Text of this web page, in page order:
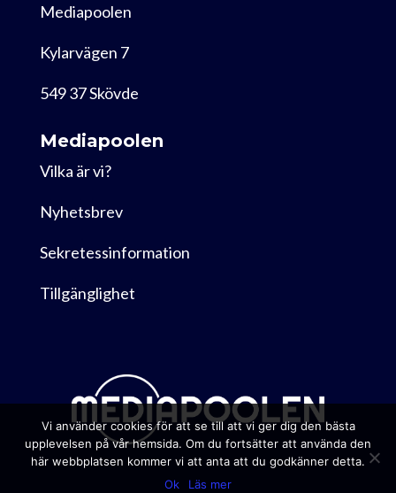
Mediapoolen
Kylarvägen 7
549 37 Skövde
Mediapoolen
Vilka är vi?
Nyhetsbrev
Sekretessinformation
Tillgänglighet
Vi använder cookies för att se till att vi ger dig den bästa
upplevelsen på vår hemsida. Om du fortsätter att använda den
här webbplatsen kommer vi att anta att du godkänner detta.
Ok
Läs mer